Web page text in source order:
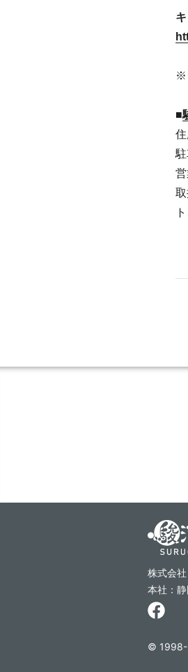
※
■
株式会
本社：
© 1998-